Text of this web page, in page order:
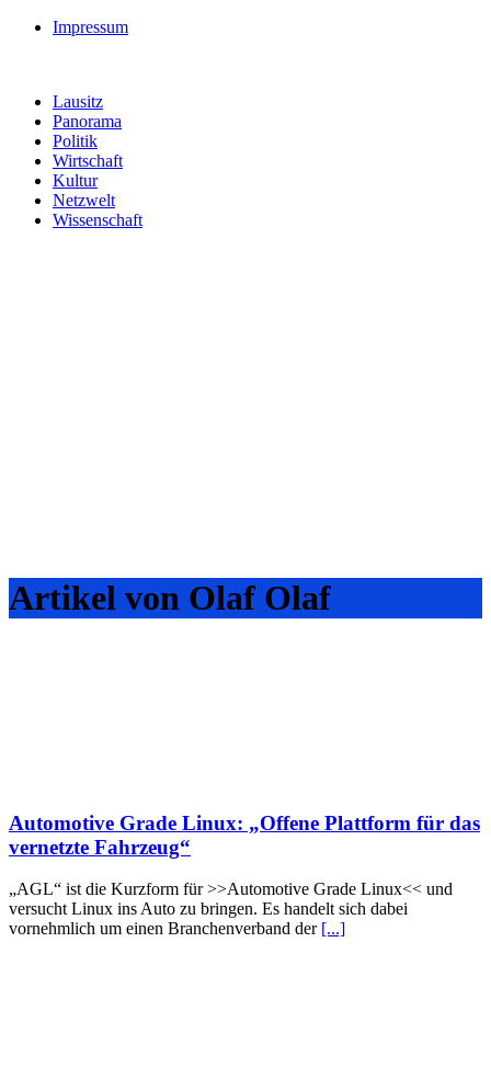
Impressum
Lausitz
Panorama
Politik
Wirtschaft
Kultur
Netzwelt
Wissenschaft
Artikel von Olaf Olaf
Automotive Grade Linux: „Offene Plattform für das
vernetzte Fahrzeug“
„AGL“ ist die Kurzform für >>Automotive Grade Linux<< und
versucht Linux ins Auto zu bringen. Es handelt sich dabei
vornehmlich um einen Branchenverband der [...]